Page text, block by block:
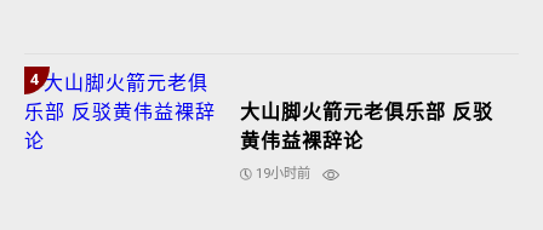
4
大山脚火箭元老俱乐部 反驳
黄伟益裸辞论
19小时前